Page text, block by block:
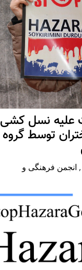
علیه نسل کشی
توسط گروه
, انجمن فرهنگی و